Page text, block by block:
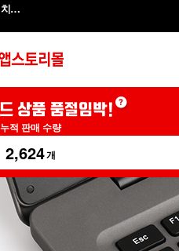
모락 시뮬러 알루미늄 메탈 접이식 노트북 거치대S
누적 판매 수량
2,624개